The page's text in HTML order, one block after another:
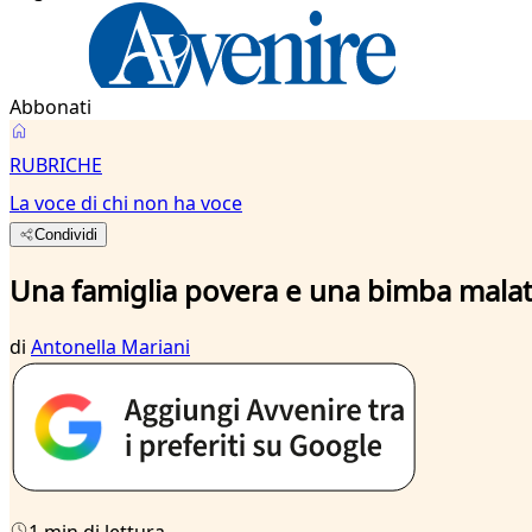
Abbonati
RUBRICHE
La voce di chi non ha voce
Condividi
Una famiglia povera e una bimba
di Antonella Mariani